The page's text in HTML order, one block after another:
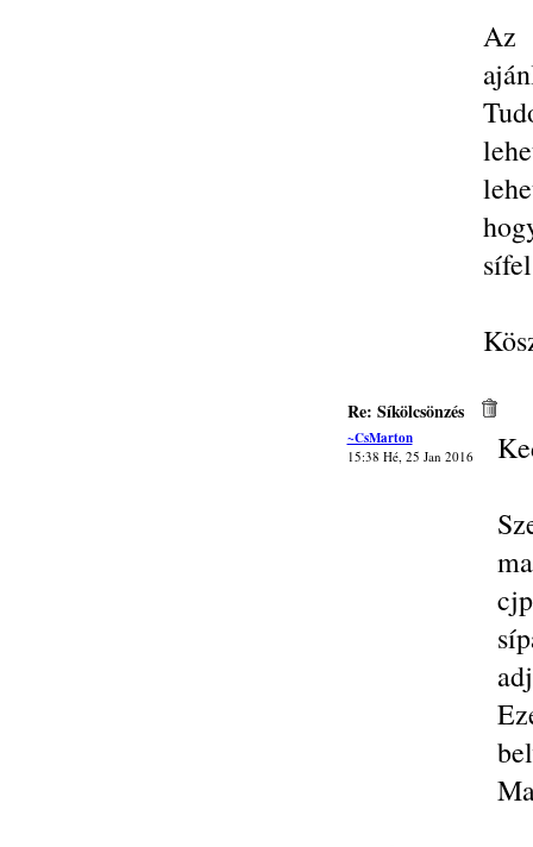
Az
Re: Síkölcsönzés
~CsMarton
15:38 Hé, 25 Jan 2016